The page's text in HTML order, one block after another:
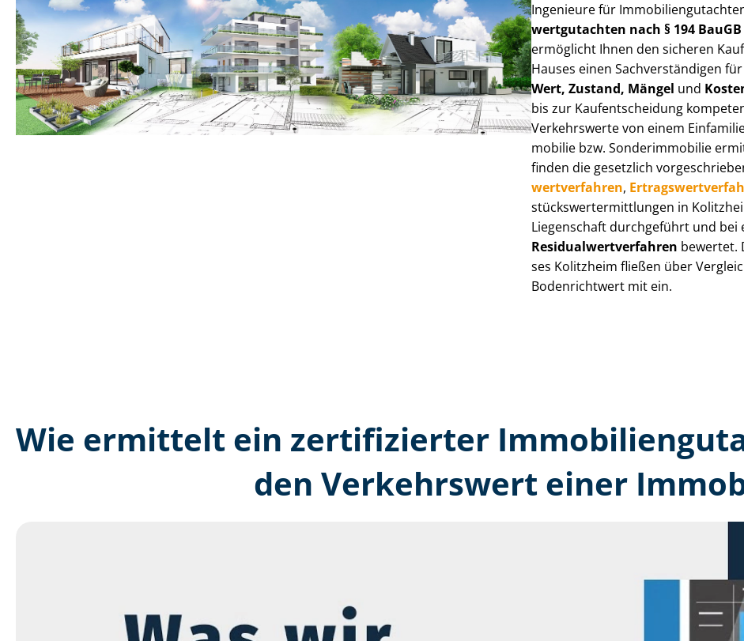
Ingenieure für
wert­gut­ach­ten nach § 194 BauGB
ermöglicht Ihnen den sicheren
Hauses einen Sach­ver­stän­di­gen
Wert, Zustand, Mängel und
bis zur Kauf­ent­schei­dung
Verkehrswerte von einem
mo­bi­lie bzw. Sonderimmobilie
finden die gesetzlich
wert­ver­fah­ren,
stücks­wert­ermitt­lun­gen in
Liegenschaft durchgeführt und
Re­si­du­al­wert­ver­fah­ren bewertet.
ses Kolitzheim fließen über
Bodenrichtwert mit ein.
Wie ermittelt ein zertifizierter
den Verkehrswert einer